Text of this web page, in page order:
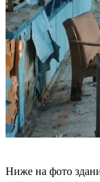
Ниже на фото